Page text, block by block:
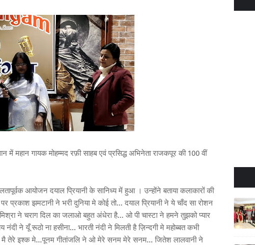
में महान गायक मोहम्मद रफ़ी साहब एवं प्रसिद्ध अभिनेता राजकपूर की 100 वीं
आयोजन दयाल प्रियानी के सानिध्य में हुआ । उन्होंने बताया कलाकारों की
प्रकाश झमटानी ने भरी दुनिया मे कोई तो... दयाल प्रियानी ने ये चाँद सा रोशन
ने चराग दिल का जलाओ बहुत अंधेरा है... ओ पी चास्टा ने हमने तुझको प्यार
ने यूँ रूठो ना हसीना... भारती नंदी ने मिलती है ज़िन्दगी मे महोब्बत कभी
मै तेरे इश्क मे...पूनम गीतांजलि ने ओ मेरे सनम मेरे सनम... जितेश लालवानी ने